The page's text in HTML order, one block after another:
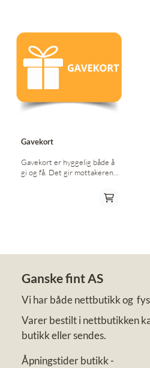
Gavekort
Gavekort er hyggelig både å
gi og få. Det gir mottakeren
gavekort som kan brukes i
gyldig i ett år. Kortet leveres
Ganske fint AS
Vi har både nettbutikk og
Varer bestilt i nettbutikken
butikk eller sendes.
Åpningstider butikk -